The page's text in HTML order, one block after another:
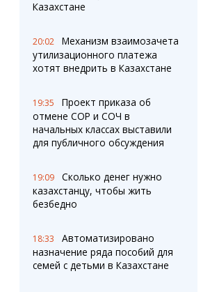
Штрихи
Коллаж недели
Ешкин гороскоп
Медиа
Фото
Видео
Казахстане
20:02
Механизм взаимозачета
утилизационного платежа
хотят внедрить в Казахстане
19:35
Проект приказа об
отмене СОР и СОЧ в
начальных классах выставили
для публичного обсуждения
19:09
Сколько денег нужно
казахстанцу, чтобы жить
безбедно
18:33
Автоматизировано
назначение ряда пособий для
семей с детьми в Казахстане